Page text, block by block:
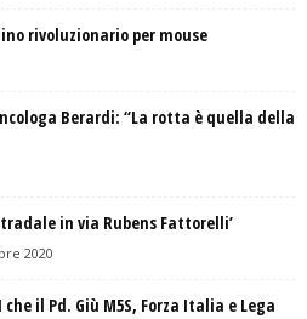
rivoluzionario per mouse
Berardi: “La rotta è quella della
in via Rubens Fattorelli’
2020
il Pd. Giù M5S, Forza Italia e Lega